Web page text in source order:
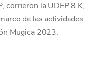
corrieron la UDEP 8 K,
de las actividades
Mugica 2023.